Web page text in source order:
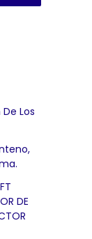
Los
DE